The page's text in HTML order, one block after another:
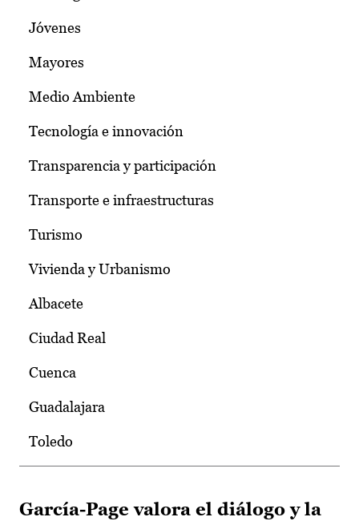
Jóvenes
Mayores
Medio Ambiente
Tecnología e innovación
Transparencia y participación
Transporte e infraestructuras
Turismo
Vivienda y Urbanismo
Albacete
Ciudad Real
Cuenca
Guadalajara
Toledo
García-Page valora el diálogo y la